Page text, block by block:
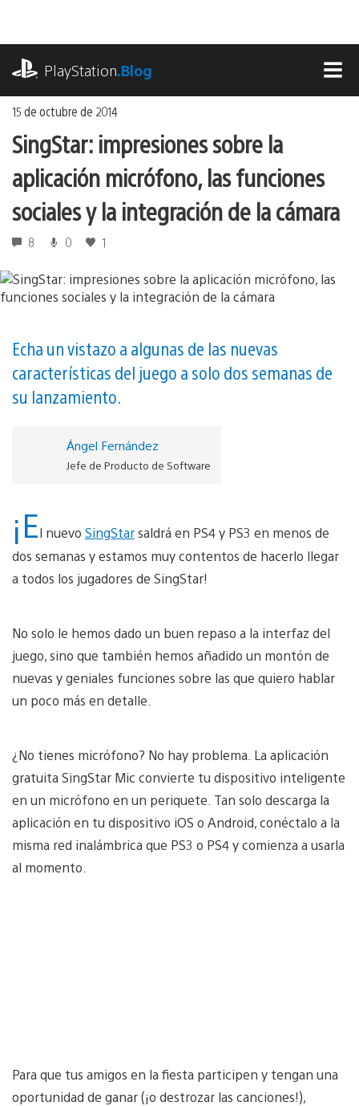
contenido
PlayStation.Blog
15 de octubre de 2014
SingStar: impresiones sobre la
aplicación micrófono, las funciones
sociales y la integración de la cámara
8 0 1
Echa un vistazo a algunas de las nuevas
características del juego a solo dos semanas de
su lanzamiento.
Ángel Fernández
Jefe de Producto de Software
¡El nuevo SingStarsaldrá en PS4 y PS3 en menos de
dos semanas y estamos muy contentos de hacerlo llegar
a todos los jugadores de SingStar!
No solo le hemos dado un buen repaso a la interfaz del
juego, sino que también hemos añadido un montón de
nuevas y geniales funciones sobre las que quiero hablar
un poco más en detalle.
¿No tienes micrófono? No hay problema. La aplicación
gratuita SingStar Mic convierte tu dispositivo inteligente
en un micrófono en un periquete. Tan solo descarga la
aplicación en tu dispositivo iOS o Android, conéctalo a la
misma red inalámbrica que PS3 o PS4 y comienza a usarla
al momento.
Para que tus amigos en la fiesta participen y tengan una
oportunidad de ganar (¡o destrozar las canciones!),